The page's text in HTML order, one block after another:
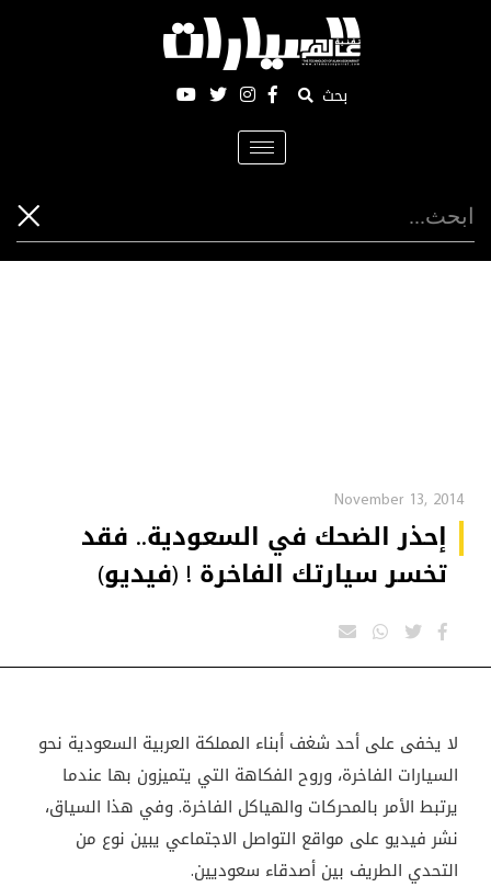
بحث
Toggle
navigation
November 13, 2014
إحذر الضحك في السعودية.. فقد
تخسر سيارتك الفاخرة ! (فيديو)
لا يخفى على أحد شغف أبناء المملكة العربية السعودية نحو
السيارات الفاخرة، وروح الفكاهة التي يتميزون بها عندما
يرتبط الأمر بالمحركات والهياكل الفاخرة. وفي هذا السياق،
نشر فيديو على مواقع التواصل الاجتماعي يبين نوع من
التحدي الطريف بين أصدقاء سعوديين.